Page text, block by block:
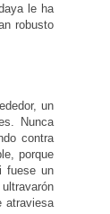
le ha
robusto
un
Nunca
contra
porque
fuese un
atraviesa